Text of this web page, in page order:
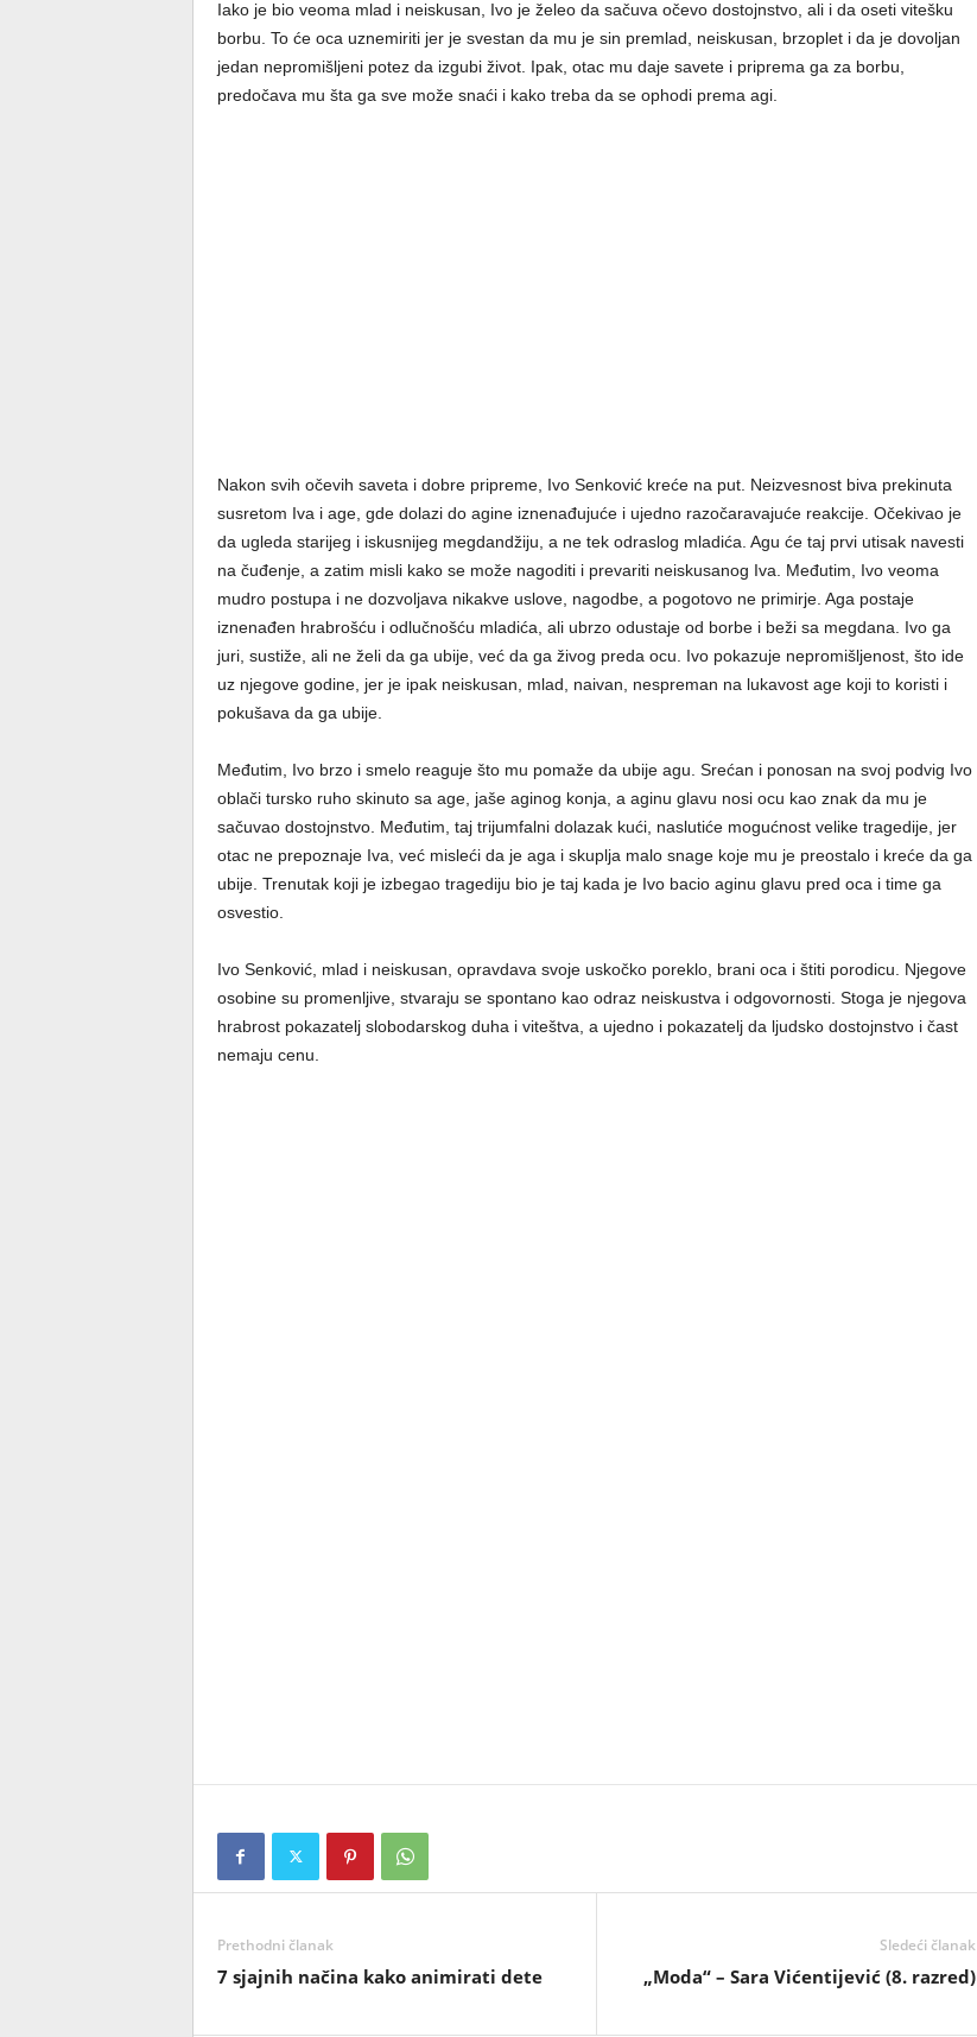
Iako je bio veoma mlad i neiskusan, Ivo je želeo da sačuva očevo dostojnstvo, ali i da oseti vitešku
borbu. To će oca uznemiriti jer je svestan da mu je sin premlad, neiskusan, brzoplet i da je dovoljan
jedan nepromišljeni potez da izgubi život. Ipak, otac mu daje savete i priprema ga za borbu,
predočava mu šta ga sve može snaći i kako treba da se ophodi prema agi.
Nakon svih očevih saveta i dobre pripreme, Ivo Senković kreće na put. Neizvesnost biva prekinuta
susretom Iva i age, gde dolazi do agine iznenađujuće i ujedno razočaravajuće reakcije. Očekivao je
da ugleda starijeg i iskusnijeg megdandžiju, a ne tek odraslog mladića. Agu će taj prvi utisak navesti
na čuđenje, a zatim misli kako se može nagoditi i prevariti neiskusanog Iva. Međutim, Ivo veoma
mudro postupa i ne dozvoljava nikakve uslove, nagodbe, a pogotovo ne primirje. Aga postaje
iznenađen hrabrošću i odlučnošću mladića, ali ubrzo odustaje od borbe i beži sa megdana. Ivo ga
juri, sustiže, ali ne želi da ga ubije, već da ga živog preda ocu. Ivo pokazuje nepromišljenost, što ide
uz njegove godine, jer je ipak neiskusan, mlad, naivan, nespreman na lukavost age koji to koristi i
pokušava da ga ubije.
Međutim, Ivo brzo i smelo reaguje što mu pomaže da ubije agu. Srećan i ponosan na svoj podvig Ivo
oblači tursko ruho skinuto sa age, jaše aginog konja, a aginu glavu nosi ocu kao znak da mu je
sačuvao dostojnstvo. Međutim, taj trijumfalni dolazak kući, naslutiće mogućnost velike tragedije, jer
otac ne prepoznaje Iva, već misleći da je aga i skuplja malo snage koje mu je preostalo i kreće da ga
ubije. Trenutak koji je izbegao tragediju bio je taj kada je Ivo bacio aginu glavu pred oca i time ga
osvestio.
Ivo Senković, mlad i neiskusan, opravdava svoje uskočko poreklo, brani oca i štiti porodicu. Njegove
osobine su promenljive, stvaraju se spontano kao odraz neiskustva i odgovornosti. Stoga je njegova
hrabrost pokazatelj slobodarskog duha i viteštva, a ujedno i pokazatelj da ljudsko dostojnstvo i čast
nemaju cenu.
Prethodni članak
7 sjajnih načina kako animirati dete
Sledeći članak
„Moda“ – Sara Vićentijević (8. razred)